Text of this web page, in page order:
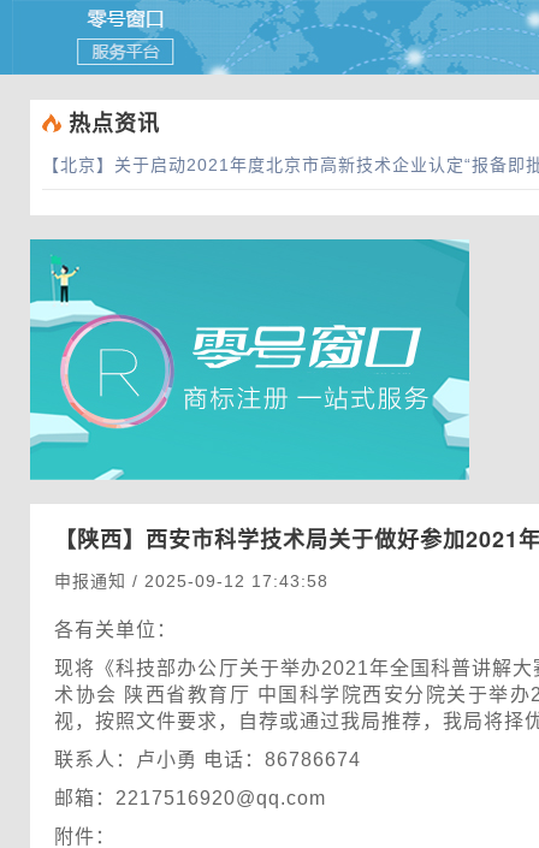
热点资讯
【北京】 关于启动2021年度北京市高新技术企业认定“报备即
【陕西】 西安市科学技术局关于做好参加2021
申报通知 / 2025-09-12 17:43:58
各有关单位：
现将《科技部办公厅关于举办2021年全国科普讲解
术协会 陕西省教育厅 中国科学院西安分院关于举
视，按照文件要求，自荐或通过我局推荐，我局将择
联系人：卢小勇 电话：86786674
邮箱：2217516920@qq.com
附件：